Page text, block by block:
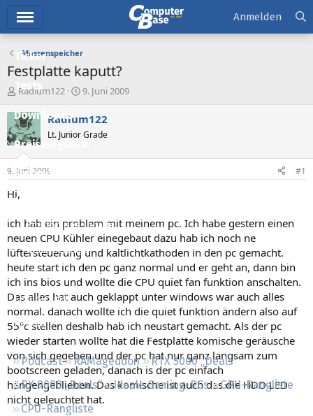
Ticker
Tests
Downloads
Preisvergleich
Forum
Aktuelles
Empfohlene Inhalte
Neue Beiträge
Neueste Aktivitäten
Leserartikel
Regeln
Podcast RAMageddon
RTX 5000 „Deals“
RX 9000 „Deals“
Ideale Gaming-PCs
GPU-Rangliste
CPU-Rangliste
Anmelden
Massenspeicher
Festplatte kaputt?
E
s
t
e
e
Radium122
E
s
e
t
9. Juni 2009
Radium122
Lt. Junior Grade
9. Juni 2009 #1
Hi,
ich hab ein problem mit meinem pc. Ich habe gestern einen
neuen CPU Kühler einegebaut dazu hab ich noch ne
lüftersteuerung und kaltlichtkathoden in den pc gemacht.
heute start ich den pc ganz normal und er geht an, dann bin
ich ins bios und wollte die CPU quiet fan funktion anschalten.
Das alles hat auch geklappt unter windows war auch alles
normal. danach wollte ich die quiet funktion ändern also auf
55°c stellen deshalb hab ich neustart gemacht. Als der pc
wieder starten wollte hat die Festplatte komische geräusche
von sich gegeben und der pc hat nur ganz langsam zum
bootscreen geladen, danach is der pc einfach
hängengeblieben. Das komische ist auch das die HDD LED
nicht geleuchtet hat.